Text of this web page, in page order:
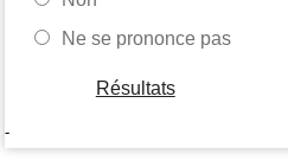
Ne se prononce pas
Résultats
-